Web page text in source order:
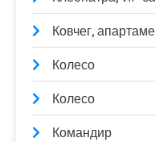
Ковчег,
Колесо
Колесо
Командир